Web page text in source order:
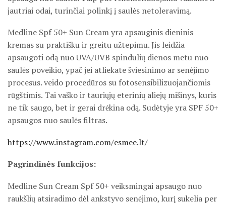
jautriai odai, turinčiai polinkį į saulės netoleravimą.
Medline Spf 50+ Sun Cream yra apsauginis dieninis
kremas su praktišku ir greitu užtepimu. Jis leidžia
apsaugoti odą nuo UVA/UVB spindulių dienos metu nuo
saulės poveikio, ypač jei atliekate šviesinimo ar senėjimo
procesus. veido procedūros su fotosensibilizuojančiomis
rūgštimis. Tai vaško ir tauriųjų eterinių aliejų mišinys, kuris
ne tik saugo, bet ir gerai drėkina odą. Sudėtyje yra SPF 50+
apsaugos nuo saulės filtras.
https://www.instagram.com/esmee.lt/
Pagrindinės funkcijos:
Medline Sun Cream Spf 50+ veiksmingai apsaugo nuo
raukšlių atsiradimo dėl ankstyvo senėjimo, kurį sukelia per